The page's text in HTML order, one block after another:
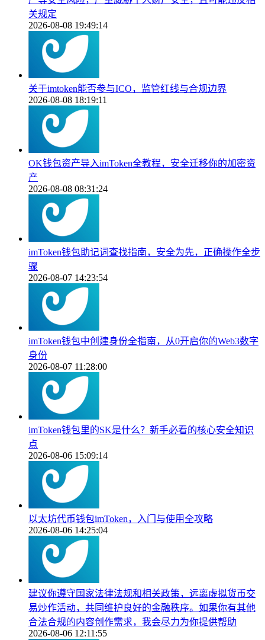
关规定
2026-08-08 19:49:14
关于imtoken能否参与ICO，监管红线与合规边界
2026-08-08 18:19:11
OK钱包资产导入imToken全教程，安全迁移你的加密资
产
2026-08-08 08:31:24
imToken钱包助记词查找指南，安全为先，正确操作全步
骤
2026-08-07 14:23:54
imToken钱包中创建身份全指南，从0开启你的Web3数字
身份
2026-08-07 11:28:00
imToken钱包里的SK是什么？新手必看的核心安全知识
点
2026-08-06 15:09:14
以太坊代币钱包imToken，入门与使用全攻略
2026-08-06 14:25:04
建议你遵守国家法律法规和相关政策，远离虚拟货币交
易炒作活动，共同维护良好的金融秩序。如果你有其他
合法合规的内容创作需求，我会尽力为你提供帮助
2026-08-06 12:11:55